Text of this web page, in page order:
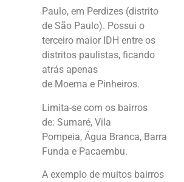
Paulo, em Perdizes (distrito
de São Paulo). Possui o
terceiro maior IDH entre os
distritos paulistas, ficando
atrás apenas
de Moema e Pinheiros.
Limita-se com os bairros
de: Sumaré, Vila
Pompeia, Água Branca, Barra
Funda e Pacaembu.
A exemplo de muitos bairros